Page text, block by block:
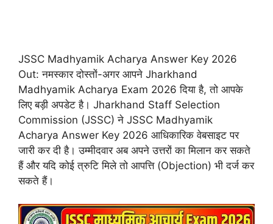
JSSC Madhyamik Acharya Answer Key 2026
Out: नमस्कार दोस्तों-अगर आपने Jharkhand
Madhyamik Acharya Exam 2026 दिया है, तो आपके
लिए बड़ी अपडेट है। Jharkhand Staff Selection
Commission (JSSC) ने JSSC Madhyamik
Acharya Answer Key 2026 आधिकारिक वेबसाइट पर
जारी कर दी है। उम्मीदवार अब अपने उत्तरों का मिलान कर सकते
हैं और यदि कोई त्रुटि मिले तो आपत्ति (Objection) भी दर्ज कर
सकते हैं।